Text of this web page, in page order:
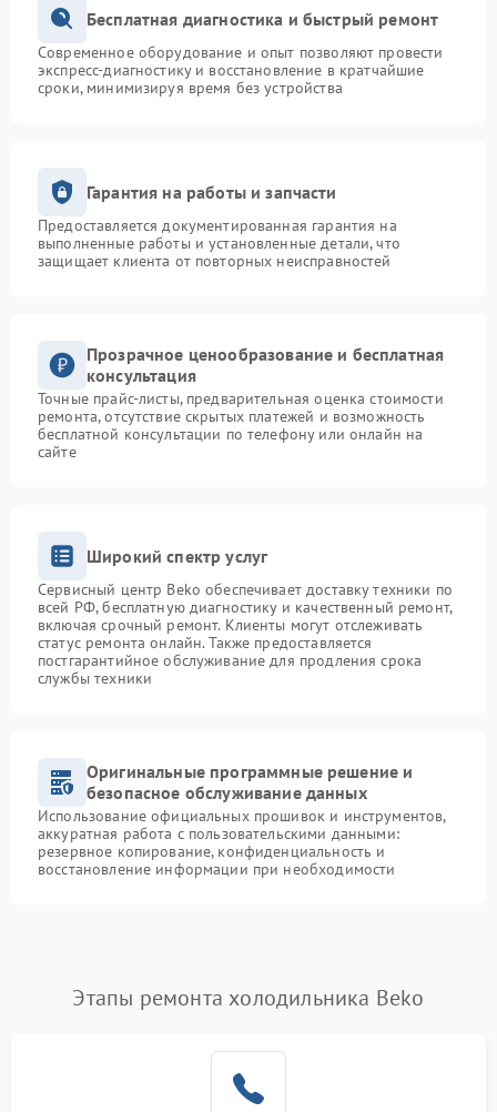
Бесплатная диагностика и быстрый ремонт
Современное оборудование и опыт позволяют провести
экспресс-диагностику и восстановление в кратчайшие
сроки, минимизируя время без устройства
Гарантия на работы и запчасти
Предоставляется документированная гарантия на
выполненные работы и установленные детали, что
защищает клиента от повторных неисправностей
Прозрачное ценообразование и бесплатная
консультация
Точные прайс-листы, предварительная оценка стоимости
ремонта, отсутствие скрытых платежей и возможность
бесплатной консультации по телефону или онлайн на
сайте
Широкий спектр услуг
Сервисный центр Beko обеспечивает доставку техники по
всей РФ, бесплатную диагностику и качественный ремонт,
включая срочный ремонт. Клиенты могут отслеживать
статус ремонта онлайн. Также предоставляется
постгарантийное обслуживание для продления срока
службы техники
Оригинальные программные решение и
безопасное обслуживание данных
Использование официальных прошивок и инструментов,
аккуратная работа с пользовательскими данными:
резервное копирование, конфиденциальность и
восстановление информации при необходимости
Этапы ремонта холодильника Beko